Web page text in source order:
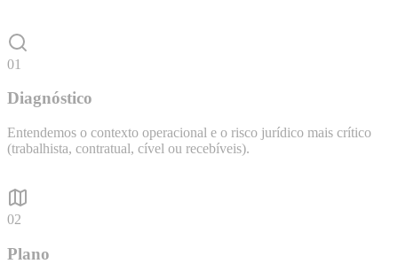
01
Diagnóstico
Entendemos o contexto operacional e o risco jurídico mais crítico
(trabalhista, contratual, cível ou recebíveis).
02
Plano